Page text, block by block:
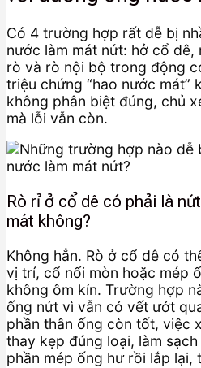
Có 4 trường hợp rất dễ bị
nước làm mát nứt: hở cổ
rò và rò nội bộ trong động
triệu chứng “hao nước mát”
không phân biệt đúng, chủ
mà lỗi vẫn còn.
Rò rỉ ở cổ dê có phải là
mát không?
Không hẳn. Rò ở cổ dê có
vị trí, cổ nối mòn hoặc mép
không ôm kín. Trường hợp
ống nứt vì vẫn có vết ướt
phần thân ống còn tốt, việc
thay kẹp đúng loại, làm
phần mép ống hư rồi lắp lại,